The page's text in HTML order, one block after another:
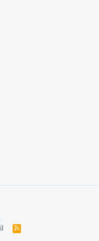
R
S